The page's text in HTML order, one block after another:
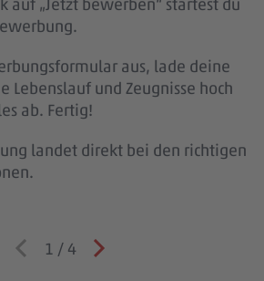
auf „Jetzt bewerben“ startest du
aus, lade deine
Lebenslauf und Zeugnisse hoch
ab. Fertig!
landet direkt bei den richtigen
1 / 4